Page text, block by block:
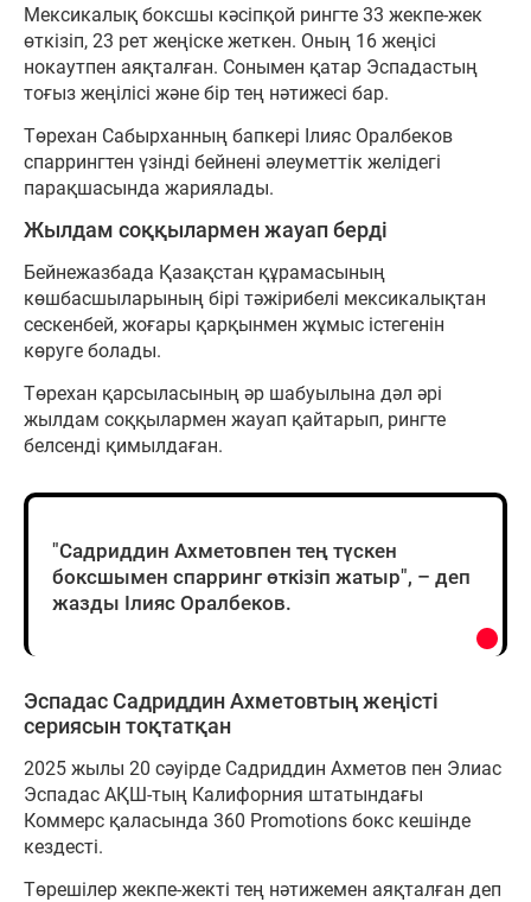
Мексикалық боксшы кәсіпқой рингте 33 жекпе-жек
өткізіп, 23 рет жеңіске жеткен. Оның 16 жеңісі
нокаутпен аяқталған. Сонымен қатар Эспадастың
тоғыз жеңілісі және бір тең нәтижесі бар.
Төрехан Сабырханның бапкері Ілияс Оралбеков
спаррингтен үзінді бейнені әлеуметтік желідегі
парақшасында жариялады.
Жылдам соққылармен жауап берді
Бейнежазбада Қазақстан құрамасының
көшбасшыларының бірі тәжірибелі мексикалықтан
сескенбей, жоғары қарқынмен жұмыс істегенін
көруге болады.
Төрехан қарсыласының әр шабуылына дәл әрі
жылдам соққылармен жауап қайтарып, рингте
белсенді қимылдаған.
"Садриддин Ахметовпен тең түскен
боксшымен спарринг өткізіп жатыр", – деп
жазды Ілияс Оралбеков.
Эспадас Садриддин Ахметовтың жеңісті
сериясын тоқтатқан
2025 жылы 20 сәуірде Садриддин Ахметов пен Элиас
Эспадас АҚШ-тың Калифорния штатындағы
Коммерс қаласында 360 Promotions бокс кешінде
кездесті.
Төрешілер жекпе-жекті тең нәтижемен аяқталған деп